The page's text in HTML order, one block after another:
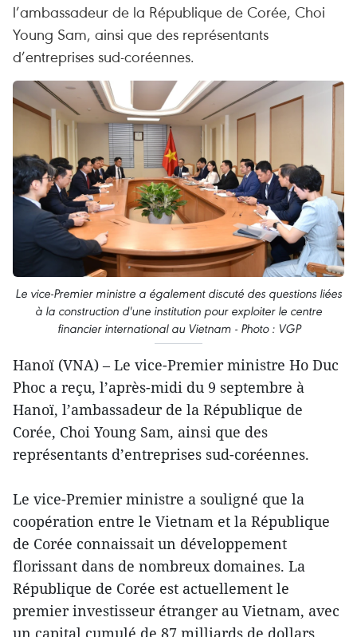
l’ambassadeur de la République de Corée, Choi
Young Sam, ainsi que des représentants
d’entreprises sud-coréennes.
Le vice-Premier ministre a également discuté des questions liées
à la construction d'une institution pour exploiter le centre
financier international au Vietnam - Photo : VGP
Hanoï (VNA) – Le vice-Premier ministre Ho Duc
Phoc a reçu, l’après-midi du 9 septembre à
Hanoï, l’ambassadeur de la République de
Corée, Choi Young Sam, ainsi que des
représentants d’entreprises sud-coréennes.
Le vice-Premier ministre a souligné que la
coopération entre le Vietnam et la République
de Corée connaissait un développement
florissant dans de nombreux domaines. La
République de Corée est actuellement le
premier investisseur étranger au Vietnam, avec